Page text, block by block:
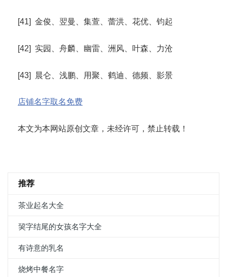
[41] 金俊、翌曼、集萱、蕾洪、花优、钧起
[42] 实园、舟麟、幽雷、洲风、叶森、力沧
[43] 晨仑、浅鹏、用聚、鹤迪、德频、影景
店铺名字取名免费
本文为本网站原创文章，未经许可，禁止转载！
推荐
茶业起名大全
巭字结尾的女孩名字大全
有诗意的乳名
烧烤中餐名字